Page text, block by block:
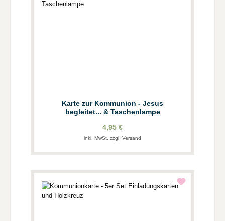
Karte zur Kommunion - Jesus
begleitet... & Taschenlampe
4,95 €
inkl. MwSt. zzgl. Versand